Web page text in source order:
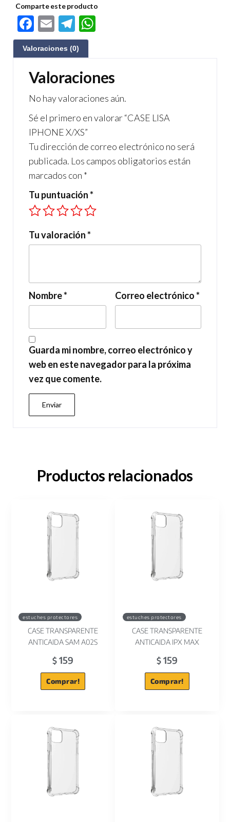
Comparte este producto
F
ac
e
b
o
o
k
E
m
ail
Te
le
gr
a
m
s
A
p
p
Valoraciones (0)
Valoraciones
No hay valoraciones aún.
Sé el primero en valorar “CASE LISA
IPHONE X/XS”
Tu dirección de correo electrónico no será
publicada. Los campos obligatorios están
marcados con *
Tu puntuación*
Tu valoración*
Nombre* Correo electrónico*
Guarda mi nombre, correo electrónico y
web en este navegador para la próxima
vez que comente.
Productos relacionados
estuches protectores
CASE TRANSPARENTE
ANTICAIDA SAM A02S
$ 159
Comprar!
estuches protectores
CASE TRANSPARENTE
ANTICAIDA IPX MAX
$159
Comprar!